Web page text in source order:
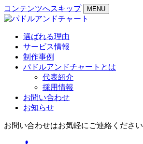
コンテンツへスキップ MENU
選ばれる理由
サービス情報
制作事例
パドルアンドチャートとは
代表紹介
採用情報
お問い合わせ
お知らせ
お問い合わせはお気軽にご連絡ください